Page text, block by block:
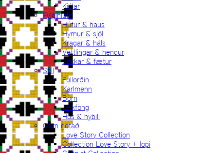
Kjólar
Fylgihlutir
Húfur & haus
Hyrnur & sjöl
Kragar & háls
Vettlingar & hendur
Sokkar & fætur
Stíll
Fullorðin
Karlmenn
Börn
Leikföng
Hús & hybili
Garn notað
Love Story Collection
Collection Love Story + lopi